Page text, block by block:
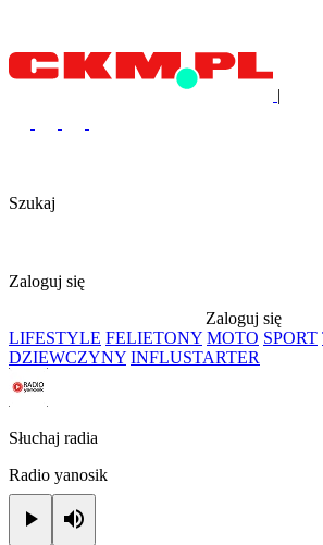
|
Szukaj
Zaloguj się
Zaloguj się
LIFESTYLE FELIETONY MOTO SPORT
DZIEWCZYNY INFLUSTARTER
Słuchaj radia
Radio yanosik
Play